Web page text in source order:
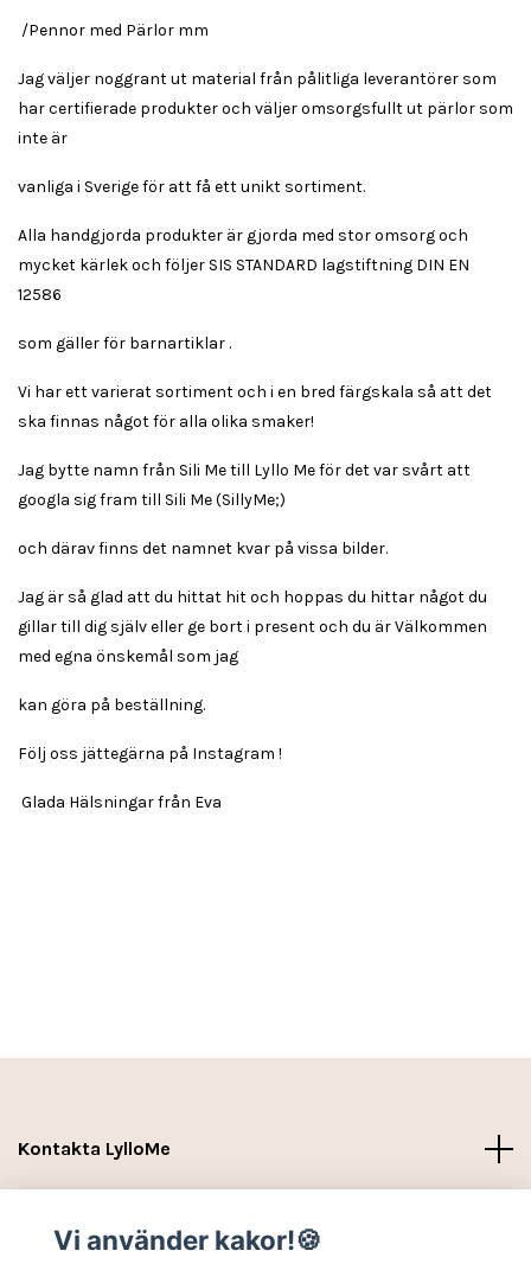
/Pennor med Pärlor mm
Jag väljer noggrant ut material från pålitliga leverantörer som
har certifierade produkter och väljer omsorgsfullt ut pärlor som
inte är
vanliga i Sverige för att få ett unikt sortiment.
Alla handgjorda produkter är gjorda med stor omsorg och
mycket kärlek och följer SIS STANDARD lagstiftning DIN EN
12586
som gäller för barnartiklar .
Vi har ett varierat sortiment och i en bred färgskala så att det
ska finnas något för alla olika smaker!
Jag bytte namn från Sili Me till Lyllo Me för det var svårt att
googla sig fram till Sili Me (SillyMe;)
och därav finns det namnet kvar på vissa bilder.
Jag är så glad att du hittat hit och hoppas du hittar något du
gillar till dig själv eller ge bort i present och du är Välkommen
med egna önskemål som jag
kan göra på beställning.
Följ oss jättegärna på Instagram !
Glada Hälsningar från Eva
Kontakta LylloMe
Vi använder kakor!🍪